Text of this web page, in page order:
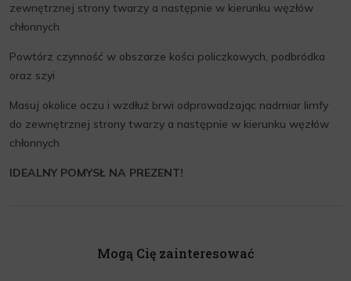
zewnętrznej strony twarzy a następnie w kierunku węzłów
chłonnych
Powtórz czynność w obszarze kości policzkowych, podbródka
oraz szyi
Masuj okolice oczu i wzdłuż brwi odprowadzając nadmiar limfy
do zewnętrznej strony twarzy a następnie w kierunku węzłów
chłonnych
IDEALNY POMYSŁ NA PREZENT!
Mogą Cię zainteresować